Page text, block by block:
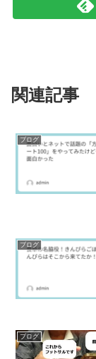
関連記事
ブログ
ブログ
ブログ